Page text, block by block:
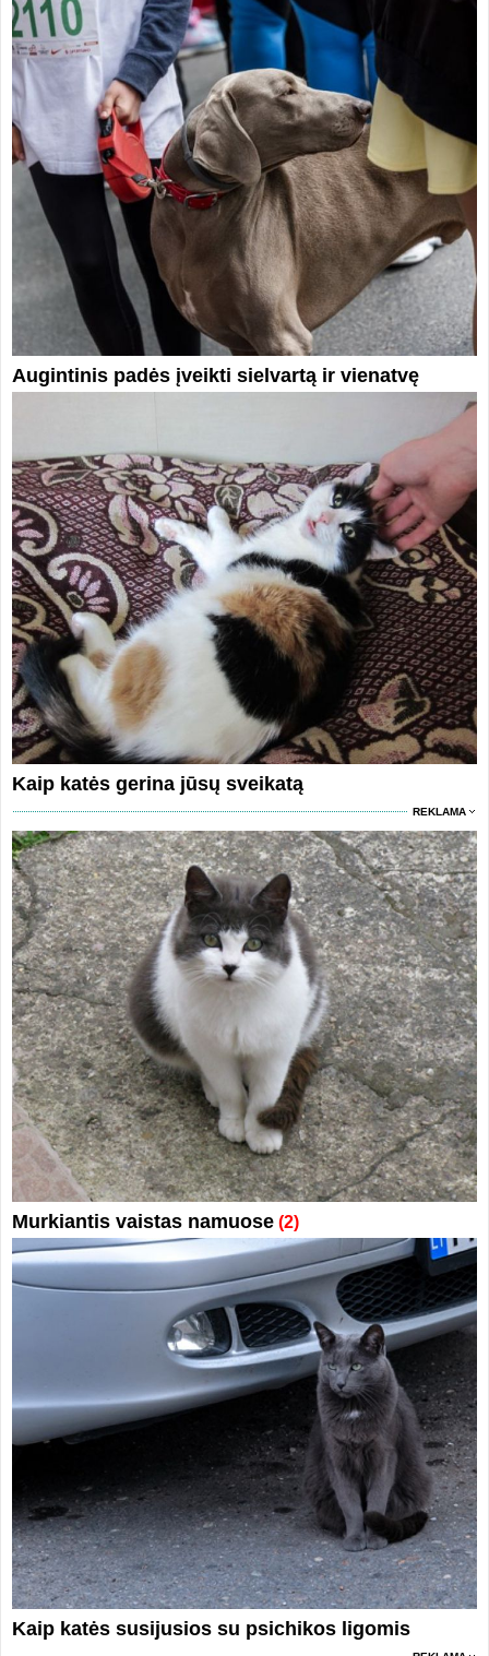
Augintinis padės įveikti sielvartą ir vienatvę
Kaip katės gerina jūsų sveikatą
REKLAMA
Murkiantis vaistas namuose (2)
Kaip katės susijusios su psichikos ligomis